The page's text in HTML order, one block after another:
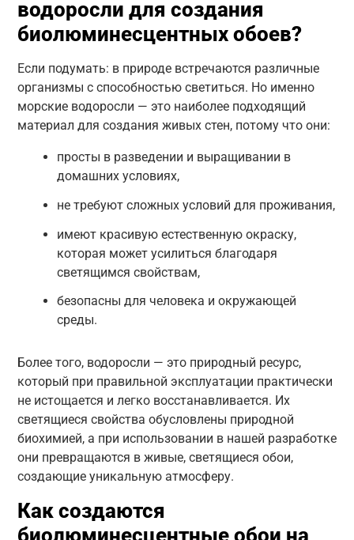
водоросли для создания
биолюминесцентных обоев?
Если подумать: в природе встречаются различные
организмы с способностью светиться. Но именно
морские водоросли — это наиболее подходящий
материал для создания живых стен, потому что они:
просты в разведении и выращивании в
домашних условиях,
не требуют сложных условий для проживания,
имеют красивую естественную окраску,
которая может усилиться благодаря
светящимся свойствам,
безопасны для человека и окружающей
среды.
Более того, водоросли — это природный ресурс,
который при правильной эксплуатации практически
не истощается и легко восстанавливается. Их
светящиеся свойства обусловлены природной
биохимией, а при использовании в нашей разработке
они превращаются в живые, светящиеся обои,
создающие уникальную атмосферу.
Как создаются